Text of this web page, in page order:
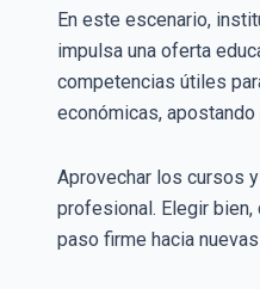
En este escenario,
impulsa una oferta
competencias útiles
económicas,
Aprovechar los cursos
profesional. Elegir
paso firme hacia